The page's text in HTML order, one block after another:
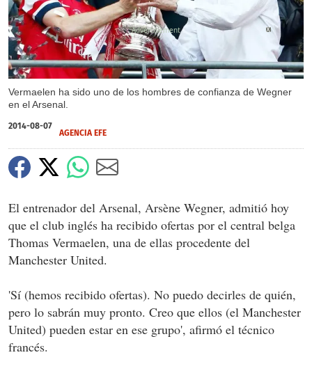
Vermaelen ha sido uno de los hombres de confianza de Wegner
en el Arsenal.
X
2014-08-07
AGENCIA EFE
El entrenador del Arsenal, Arsène Wegner, admitió hoy
que el club inglés ha recibido ofertas por el central belga
Thomas Vermaelen, una de ellas procedente del
Manchester United.
'Sí (hemos recibido ofertas). No puedo decirles de quién,
pero lo sabrán muy pronto. Creo que ellos (el Manchester
United) pueden estar en ese grupo', afirmó el técnico
francés.